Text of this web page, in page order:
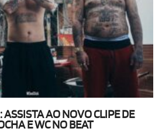
AO NOVO CLIPE DE
E WC NO BEAT